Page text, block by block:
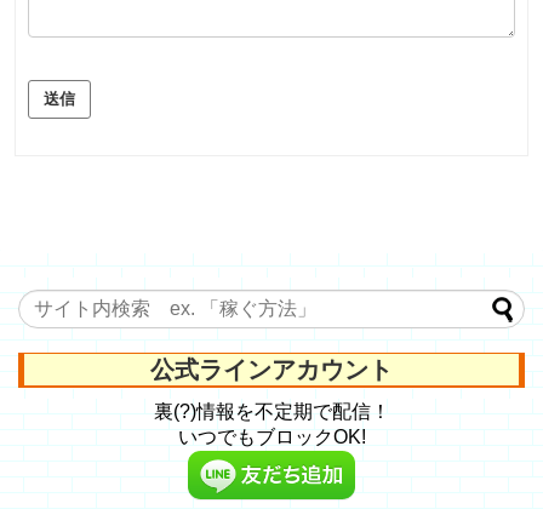
送信
公式ラインアカウント
裏(?)情報を不定期で配信！
いつでもブロックOK!